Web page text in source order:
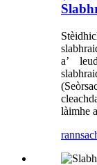
a’
làimhe